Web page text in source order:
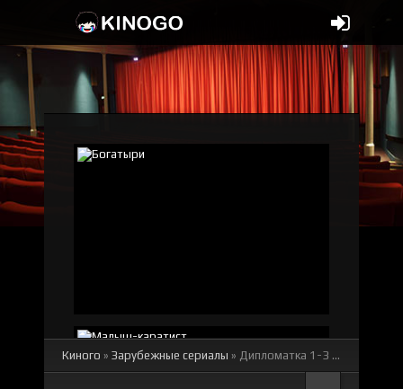
Киного » Зарубежные сериалы » Дипломатка 1-3 сезон